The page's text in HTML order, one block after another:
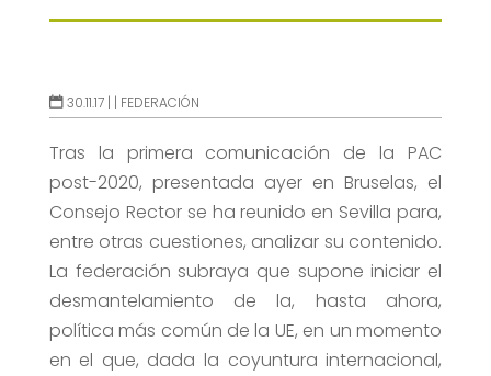
30.11.17 | | FEDERACIÓN
Tras la primera comunicación de la PAC
post-2020, presentada ayer en Bruselas, el
Consejo Rector se ha reunido en Sevilla para,
entre otras cuestiones, analizar su contenido.
La federación subraya que supone iniciar el
desmantelamiento de la, hasta ahora,
política más común de la UE, en un momento
en el que, dada la coyuntura internacional,